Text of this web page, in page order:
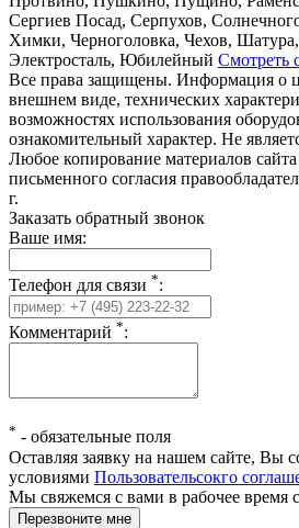
Сергиев Посад, Серпухов,
Химки, Черноголовка, Чехов,
Электросталь, Юбилейный Смотреть
Все права защищены. Информация о
внешнем виде, технических
возможностях использования
ознакомительный характер. Не
Любое копирование материалов
письменного согласия
г.
Заказать обратный звонок
Ваше имя:
Телефон для связи *:
Комментарий *:
* - обязательные поля
Оставляя заявку на нашем сайте, Вы
условиями Пользовательсокго
Мы свяжемся с вами в рабочее время